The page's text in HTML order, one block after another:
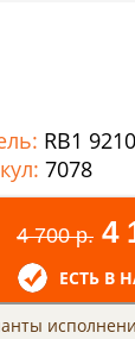
RB1 9210
7078
4 700 р. 4
ЕСТЬ В